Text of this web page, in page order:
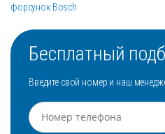
форсунок Bosch
Бесплатный
Введите свой номер и наш